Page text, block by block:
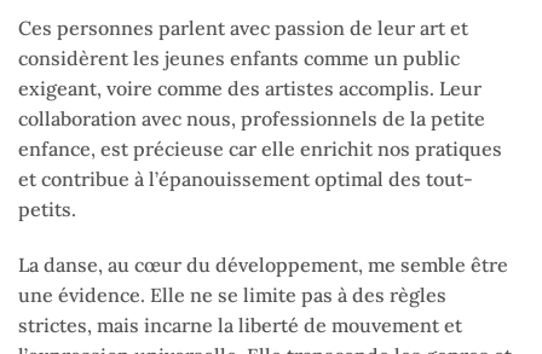
Ces personnes parlent avec passion de leur art et
considèrent les jeunes enfants comme un public
exigeant, voire comme des artistes accomplis. Leur
collaboration avec nous, professionnels de la petite
enfance, est précieuse car elle enrichit nos pratiques
et contribue à l’épanouissement optimal des tout-
petits.
La danse, au cœur du développement, me semble être
une évidence. Elle ne se limite pas à des règles
strictes, mais incarne la liberté de mouvement et